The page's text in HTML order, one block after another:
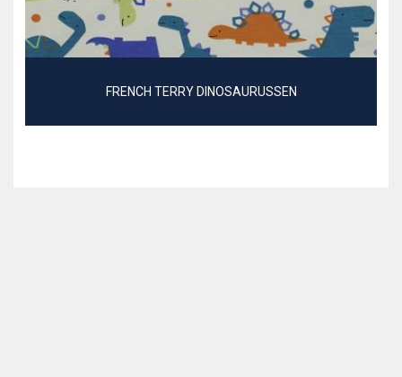
FRENCH TERRY DINOSAURUSSEN